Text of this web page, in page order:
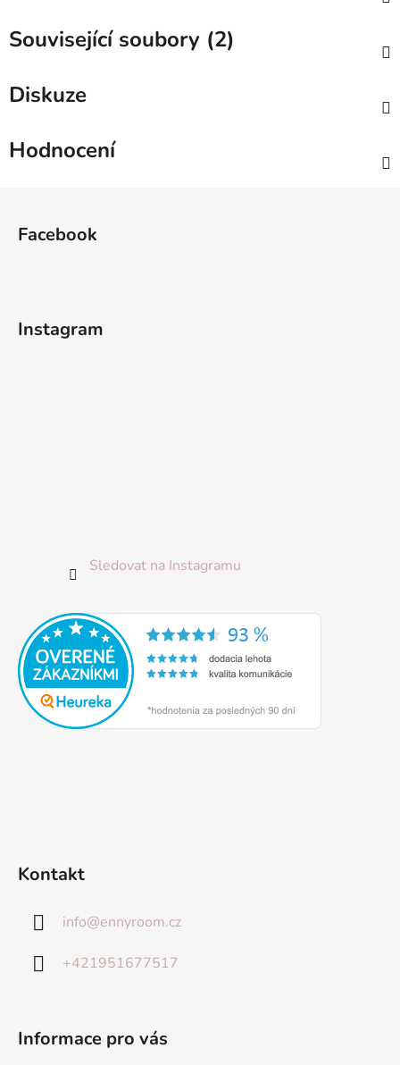
Související soubory (2)
Diskuze
Hodnocení
Facebook
Instagram
Sledovat na Instagramu
Kontakt
info@ennyroom.cz
+421951677517
Informace pro vás